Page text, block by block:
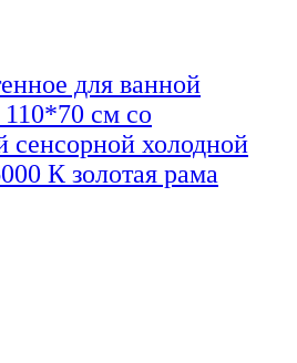
для ванной
см со
сенсорной холодной
К золотая рама